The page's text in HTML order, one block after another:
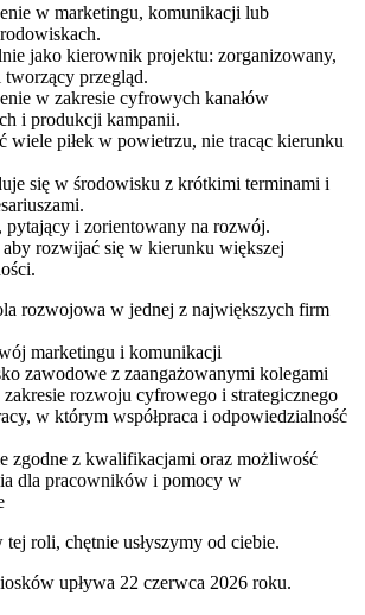
w marketingu, komunikacji lub
jako kierownik projektu: zorganizowany,
przegląd.
w zakresie cyfrowych kanałów
i produkcji kampanii.
wiele piłek w powietrzu, nie tracąc kierunku
się w środowisku z krótkimi terminami i
pytający i zorientowany na rozwój.
rozwijać się w kierunku większej
rozwojowa w jednej z największych firm
marketingu i komunikacji
zawodowe z zaangażowanymi kolegami
rozwoju cyfrowego i strategicznego
w którym współpraca i odpowiedzialność
zgodne z kwalifikacjami oraz możliwość
dla pracowników i pomocy w
roli, chętnie usłyszymy od ciebie.
upływa 22 czerwca 2026 roku.